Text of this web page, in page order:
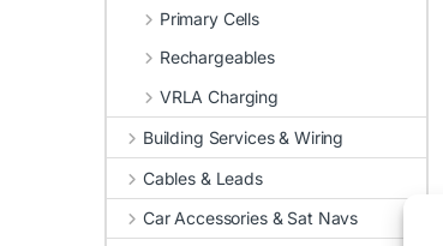
Primary Cells
Rechargeables
VRLA Charging
Building Services & Wiring
Cables & Leads
Car Accessories & Sat Navs